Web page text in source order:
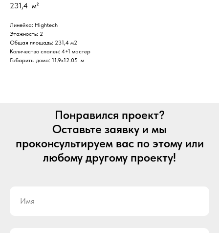
231,4 м²
Линейка: Hightech
Этажность: 2
Общая площадь: 231,4 м2
Количество спален: 4+1 мастер
Габариты дома: 11.9x12.05 м
Понравился проект?
Оставьте заявку и мы
проконсультируем вас по этому или
любому другому проекту!